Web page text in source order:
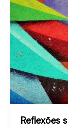
Reflexões